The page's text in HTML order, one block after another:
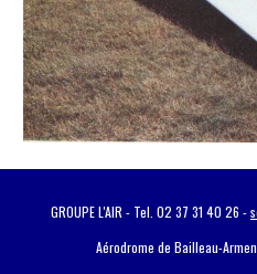
GROUPE L'AIR - Tel. 02 37 31 40 26 -
Aérodrome de Bailleau-